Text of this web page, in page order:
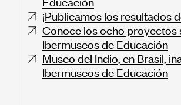
¡Publicamos los resultados
Conoce los ocho proyectos
Ibermuseos de Educación
Museo del Indio, en Brasil,
Ibermuseos de Educación